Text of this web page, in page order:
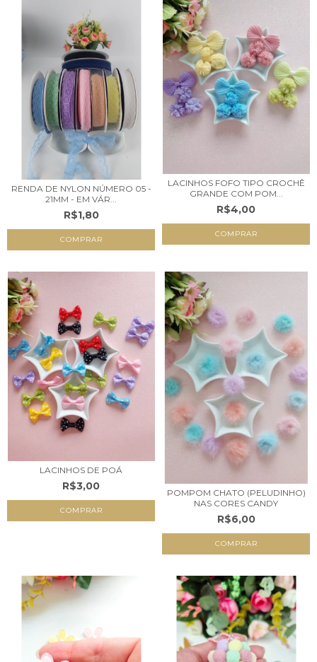
RENDA DE NYLON NÚMERO 05 -
21MM - EM VÁR...
R$1,80
COMPRAR
LACINHOS FOFO TIPO CROCHÊ
GRANDE COM POM...
R$4,00
COMPRAR
LACINHOS DE POÁ
R$3,00
COMPRAR
POMPOM CHATO (PELUDINHO)
NAS CORES CANDY
R$6,00
COMPRAR